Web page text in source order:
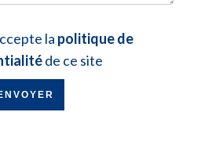
la politique de
de ce site